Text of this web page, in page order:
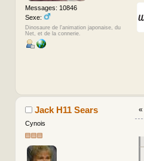
Messages: 10846
Sexe:
Dinosaure de l'animation japonaise, du
Net, et de la connerie.
Jack H11 Sears
Cynois
«